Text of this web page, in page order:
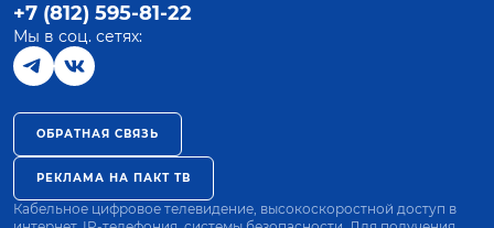
+7 (812) 595-81-22
Мы в соц. сетях:
ОБРАТНАЯ СВЯЗЬ
РЕКЛАМА НА ПАКТ ТВ
Кабельное цифровое телевидение, высокоскоростной доступ в